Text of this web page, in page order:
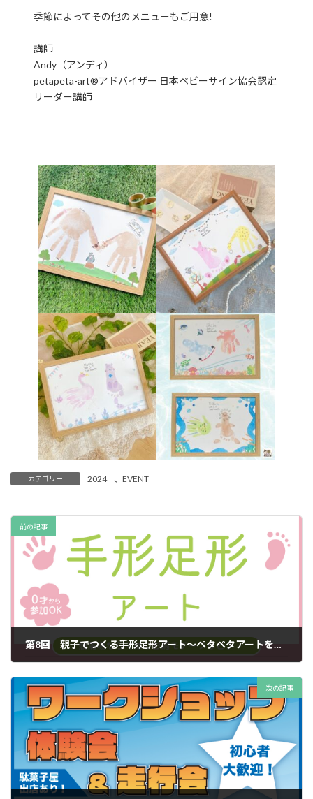
季節によってその他のメニューもご用意!
講師
Andy（アンディ）
petapeta-art®アドバイザー 日本ベビーサイン協会認定
リーダー講師
カテゴリー 2024 、 EVENT
前の記事
第8回 親子でつくる手形足形アート〜ペタペタアートを楽しもう！〜
次の記事